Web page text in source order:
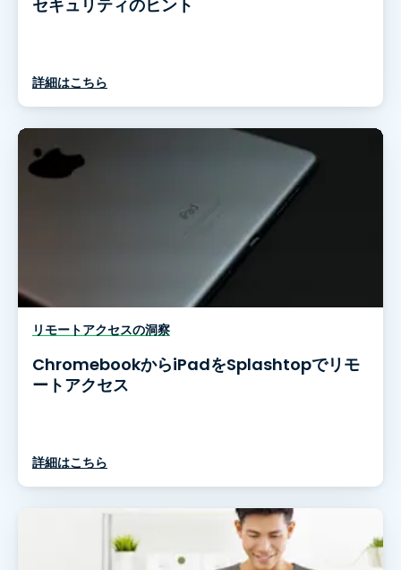
セキュリティのヒント
詳細はこちら
リモートアクセスの洞察
ChromebookからiPadをSplashtopでリモ
ートアクセス
詳細はこちら